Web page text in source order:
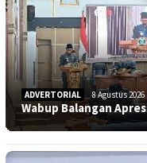
ADVERTORIAL 8 Agustus 2026
Wabup Balangan